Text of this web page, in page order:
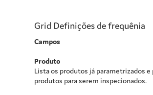
Grid Definições de frequênia
Campos
Produto
Lista os produtos já parametrizados
produtos para serem inspecionados.